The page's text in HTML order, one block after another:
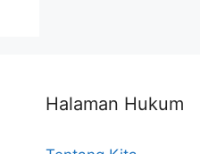
Halaman Hukum